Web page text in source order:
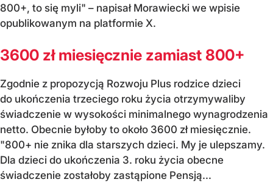
800+, to się myli" – napisał Morawiecki we wpisie
opublikowanym na platformie X.
3600 zł miesięcznie zamiast 800+
Zgodnie z propozycją Rozwoju Plus rodzice dzieci
do ukończenia trzeciego roku życia otrzymywaliby
świadczenie w wysokości minimalnego wynagrodzenia
netto. Obecnie byłoby to około 3600 zł miesięcznie.
"800+ nie znika dla starszych dzieci. My je ulepszamy.
Dla dzieci do ukończenia 3. roku życia obecne
świadczenie zostałoby zastąpione Pensją...